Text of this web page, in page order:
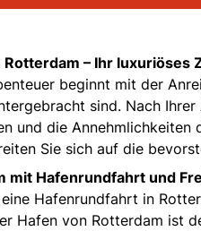
– Ihr luxuriöses
beginnt mit der
sind. Nach
und die Annehmlichkeiten
Sie sich auf die
mit Hafenrundfahrt und
Hafenrundfahrt in
Hafen von Rotterdam ist